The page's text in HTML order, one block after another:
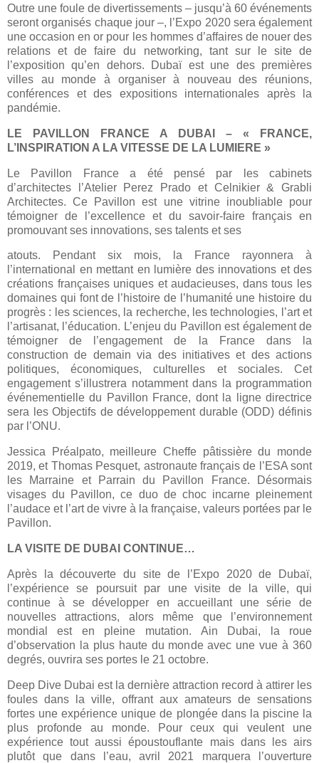
Outre une foule de divertissements – jusqu’à 60 événements
seront organisés chaque jour –, l’Expo 2020 sera également
une occasion en or pour les hommes d’affaires de nouer des
relations et de faire du networking, tant sur le site de
l’exposition qu’en dehors. Dubaï est une des premières
villes au monde à organiser à nouveau des réunions,
conférences et des expositions internationales après la
pandémie.
LE PAVILLON FRANCE A DUBAI – « FRANCE,
L’INSPIRATION A LA VITESSE DE LA LUMIERE »
Le Pavillon France a été pensé par les cabinets
d’architectes l’Atelier Perez Prado et Celnikier & Grabli
Architectes. Ce Pavillon est une vitrine inoubliable pour
témoigner de l’excellence et du savoir-faire français en
promouvant ses innovations, ses talents et ses
atouts. Pendant six mois, la France rayonnera à
l’international en mettant en lumière des innovations et des
créations françaises uniques et audacieuses, dans tous les
domaines qui font de l’histoire de l’humanité une histoire du
progrès : les sciences, la recherche, les technologies, l’art et
l’artisanat, l’éducation. L’enjeu du Pavillon est également de
témoigner de l’engagement de la France dans la
construction de demain via des initiatives et des actions
politiques, économiques, culturelles et sociales. Cet
engagement s’illustrera notamment dans la programmation
événementielle du Pavillon France, dont la ligne directrice
sera les Objectifs de développement durable (ODD) définis
par l’ONU.
Jessica Préalpato, meilleure Cheffe pâtissière du monde
2019, et Thomas Pesquet, astronaute français de l’ESA sont
les Marraine et Parrain du Pavillon France. Désormais
visages du Pavillon, ce duo de choc incarne pleinement
l’audace et l’art de vivre à la française, valeurs portées par le
Pavillon.
LA VISITE DE DUBAI CONTINUE…
Après la découverte du site de l’Expo 2020 de Dubaï,
l’expérience se poursuit par une visite de la ville, qui
continue à se développer en accueillant une série de
nouvelles attractions, alors même que l’environnement
mondial est en pleine mutation. Ain Dubai, la roue
d’observation la plus haute du monde avec une vue à 360
degrés, ouvrira ses portes le 21 octobre.
Deep Dive Dubai est la dernière attraction record à attirer les
foules dans la ville, offrant aux amateurs de sensations
fortes une expérience unique de plongée dans la piscine la
plus profonde au monde. Pour ceux qui veulent une
expérience tout aussi époustouflante mais dans les airs
plutôt que dans l’eau, avril 2021 marquera l’ouverture